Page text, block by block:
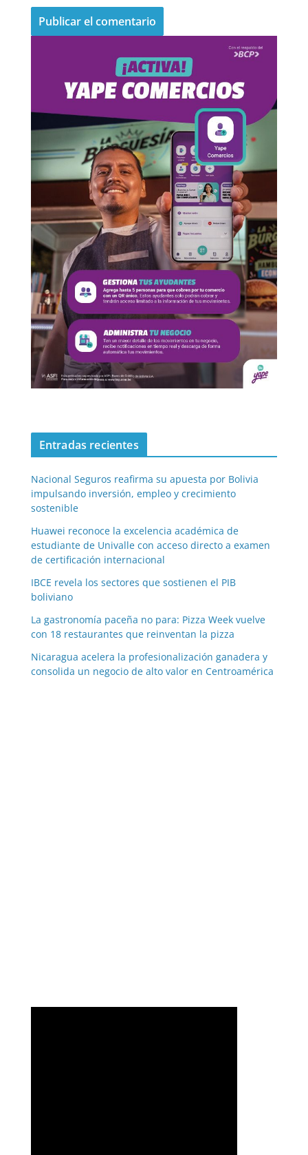
Entradas recientes
Nacional Seguros reafirma su apuesta por Bolivia
impulsando inversión, empleo y crecimiento
sostenible
Huawei reconoce la excelencia académica de
estudiante de Univalle con acceso directo a examen
de certificación internacional
IBCE revela los sectores que sostienen el PIB
boliviano
La gastronomía paceña no para: Pizza Week vuelve
con 18 restaurantes que reinventan la pizza
Nicaragua acelera la profesionalización ganadera y
consolida un negocio de alto valor en Centroamérica